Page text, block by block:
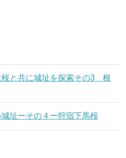
桜と共に城址を探索その3 根
址ーその４ー狩宿下馬桜